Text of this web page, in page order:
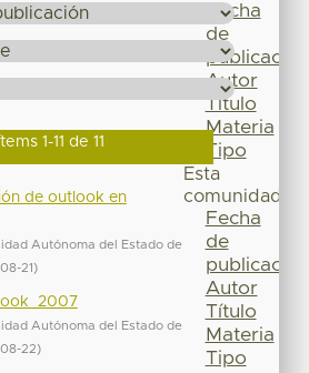
1-11 de 11
de outlook en
Autónoma del Estado de
21)
Autónoma del Estado de
22)
Fecha
de
publicación
Autor
Título
Materia
Tipo
Esta
comunidad
Fecha
de
publicación
Autor
Título
Materia
Tipo